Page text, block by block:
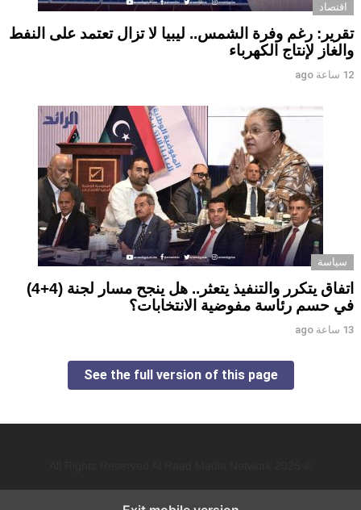
اقتصاد
تقرير: رغم وفرة الشمس.. ليبيا لا تزال تعتمد على النفط
والغاز لإنتاج الكهرباء
12 ساعة ago
سياسة
اتفاق يتكرر والتنفيذ يتعثر.. هل ينجح مسار لجنة (4+4)
في حسم رئاسة مفوضية الانتخابات؟
13 ساعة ago
See the full version of this page